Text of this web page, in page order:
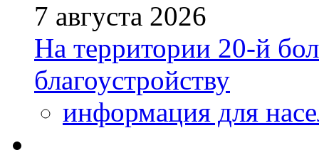
7 августа 2026
На территории 20-й
благоустройству
информация для